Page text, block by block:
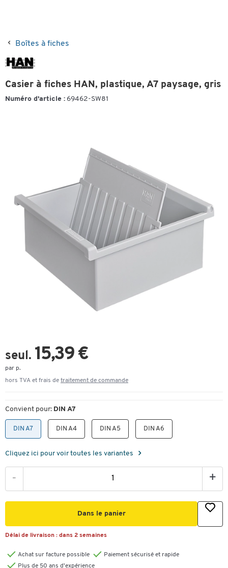
Boîtes à fiches
Casier à fiches HAN, plastique, A7 paysage, gris
Numéro d'article : 69462-SW81
seul. 15,39 €
par p.
hors TVA et frais de traitement de commande
Convient pour: DIN A7
DIN A7 DIN A4 DIN A5 DIN A6
Cliquez ici pour voir toutes les variantes
- +
Dans le panier
Délai de livraison : dans 2 semaines
Achat sur facture possible
Paiement sécurisé et rapide
Plus de 50 ans d'expérience